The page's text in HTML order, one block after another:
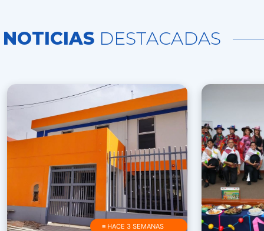
NOTICIAS DESTACADAS
≡ HACE 3 SEMANAS